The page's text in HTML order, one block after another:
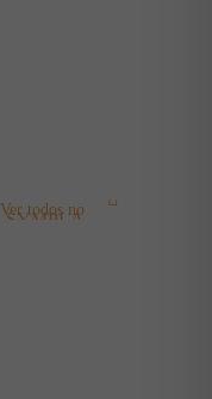
Ver todos no
SYMPLA